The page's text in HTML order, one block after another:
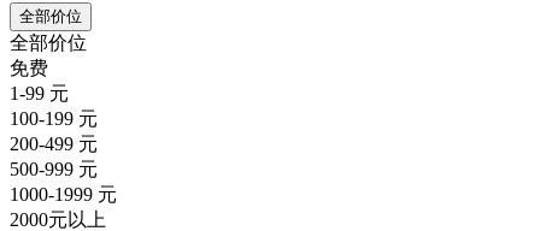
全部价位
全部价位
免费
1-99 元
100-199 元
200-499 元
500-999 元
1000-1999 元
2000元以上